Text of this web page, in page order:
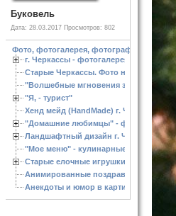
Буковель
Дата: 28.03.2017 Просмотров: 802
Фото, фотогалерея, фотографии
г. Черкассы - фотогалерея
Старые Черкассы. Фото начало ХХ ст.
"Волшебные мгновения зимы"
"Я, - турист"
Хенд мейд (HandMade) г. Черкассы, -
"Домашние любимцы" - фото
Ландшафтный дизайн г. Черкассы
"Мое меню" - кулинарные рецепты
Старые елочные игрушки
Анимированные поздравления с
Анекдоты и юмор в картинках